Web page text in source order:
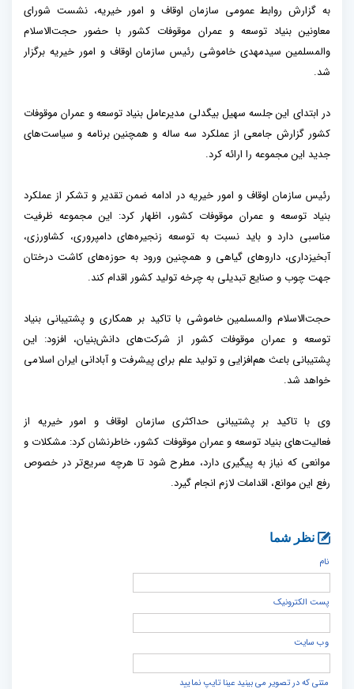
به گزارش روابط عمومی سازمان اوقاف و امور خیریه، نشست شورای
معاونین بنیاد توسعه و عمران موقوفات کشور با حضور حجت‌الاسلام
والمسلمین سیدمهدی خاموشی رئیس سازمان اوقاف و امور خیریه برگزار
شد.
در ابتدای این جلسه سهیل بیگدلی مدیرعامل بنیاد توسعه و عمران موقوفات
کشور گزارش جامعی از عملکرد سه ساله و همچنین برنامه و سیاست‌های
جدید این مجموعه را ارائه کرد.
رئیس سازمان اوقاف و امور خیریه در ادامه ضمن تقدیر و تشکر از عملکرد
بنیاد توسعه و عمران موقوفات کشور، اظهار کرد: این مجموعه ظرفیت
مناسبی دارد و باید نسبت به توسعه زنجیره‌های دامپروری، کشاورزی،
آبخیزداری، داروهای گیاهی و همچنین ورود به حوزه‌های کاشت درختان
جهت چوب و صنایع تبدیلی به چرخه تولید کشور اقدام کند.
حجت‌الاسلام والمسلمین خاموشی با تاکید بر همکاری و پشتیبانی بنیاد
توسعه و عمران موقوفات کشور از شرکت‌های دانش‌بنیان، افزود: این
پشتیبانی باعث هم‌افزایی و تولید علم برای پیشرفت و آبادانی ایران اسلامی
خواهد شد.
وی با تاکید بر پشتیبانی حداکثری سازمان اوقاف و امور خیریه از
فعالیت‌های بنیاد توسعه و عمران موقوفات کشور، خاطرنشان کرد: مشکلات و
موانعی که نیاز به پیگیری دارد، مطرح شود تا هرچه سریع‌تر در خصوص
رفع این موانع، اقدامات لازم انجام گیرد.
نظر شما
نام
پست الكترونيک
وب سایت
متنی که در تصویر می بینید عینا تایپ نمایید